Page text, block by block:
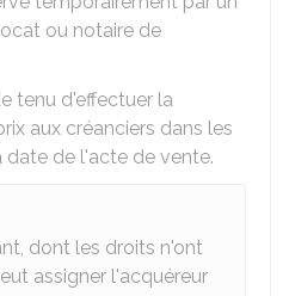
ou notaire de
tenu d'effectuer la
aux créanciers dans les
date de l'acte de vente.
dont les droits n'ont
assigner l'acquéreur